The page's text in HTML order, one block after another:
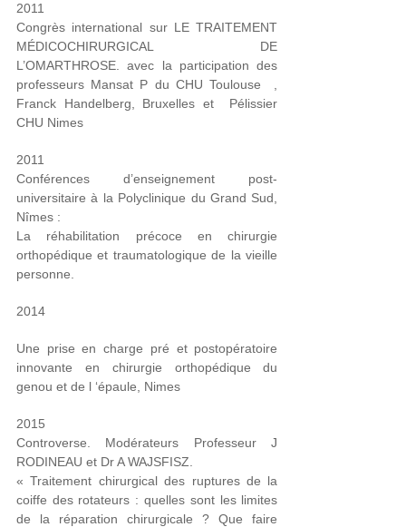
2011
Congrès international sur LE TRAITEMENT
MÉDICOCHIRURGICAL DE
L’OMARTHROSE. avec la participation des
professeurs Mansat P du CHU Toulouse
Franck Handelberg, Bruxelles et
Pélissier
CHU Nimes
2011
Conférences d’enseignement post-
universitaire à la Polyclinique du Grand Sud,
Nîmes :
La réhabilitation précoce en chirurgie
orthopédique et traumatologique de la vieille
personne.
2014
Une prise en charge pré et postopératoire
innovante en chirurgie orthopédique du
genou et de l ‘épaule, Nimes
2015
Controverse. Modérateurs Professeur J
RODINEAU et Dr A WAJSFISZ
« Traitement chirurgical des ruptures de la
coiffe des rotateurs : quelles sont les limites
de la réparation chirurgicale ? Que faire